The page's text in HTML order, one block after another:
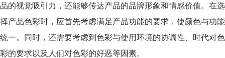
品的视觉吸引力，还能够传达产品的品牌形象和情感价值。在选
择产品色彩时，应首先考虑满足产品功能的要求，使颜色与功能
统一。同时，还需要考虑到色彩与使用环境的协调性、时代对色
彩的要求以及人们对色彩的好恶等因素。